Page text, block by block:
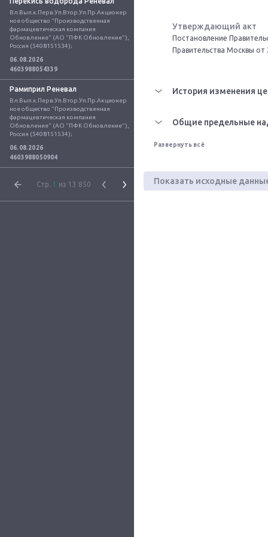
Вл.Вып.к.Перв.Уп.Втор.Уп.Пр.Акционер
ное общество "Производственная
фармацевтическая компания
Обновление" (АО "ПФК Обновление"),
Россия (5408151534);
06.08.2026
4603988054339
Рамиприл Реневал
Вл.Вып.к.Перв.Уп.Втор.Уп.Пр.Акционер
ное общество "Производственная
фармацевтическая компания
Обновление" (АО "ПФК Обновление"),
Россия (5408151534);
06.08.2026
4603988050904
Стр. 1 из 13 850
Утверждающий акт
Постановление
Правительства Москвы
История изменения
Общие предельные
Развернуть всё
Показать исходные